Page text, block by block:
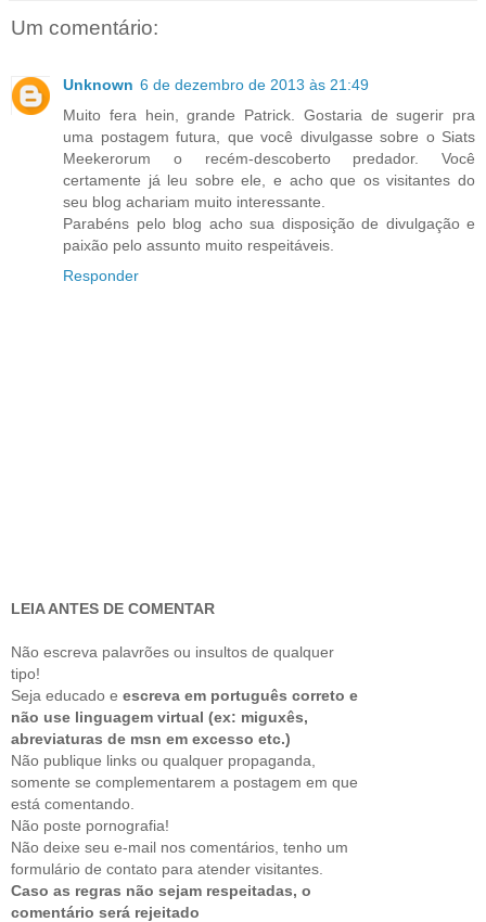
Um comentário:
Unknown 6 de dezembro de 2013 às 21:49
Muito fera hein, grande Patrick. Gostaria de sugerir pra
uma postagem futura, que você divulgasse sobre o Siats
Meekerorum o recém-descoberto predador. Você
certamente já leu sobre ele, e acho que os visitantes do
seu blog achariam muito interessante.
Parabéns pelo blog acho sua disposição de divulgação e
paixão pelo assunto muito respeitáveis.
Responder
LEIA ANTES DE COMENTAR
Não escreva palavrões ou insultos de qualquer
tipo!
Seja educado e escreva em português correto e
não use linguagem virtual (ex: miguxês,
abreviaturas de msn em excesso etc.)
Não publique links ou qualquer propaganda,
somente se complementarem a postagem em que
está comentando.
Não poste pornografia!
Não deixe seu e-mail nos comentários, tenho um
formulário de contato para atender visitantes.
Caso as regras não sejam respeitadas, o
comentário será rejeitado